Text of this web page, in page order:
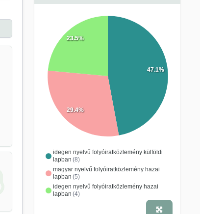
idegen nyelvű folyóiratközlemény külföldi
lapban (8)
magyar nyelvű folyóiratközlemény hazai
lapban (5)
idegen nyelvű folyóiratközlemény hazai
lapban (4)
47.1%
29.4%
23.5%